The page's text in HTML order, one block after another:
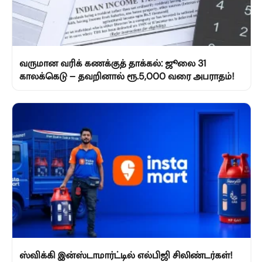
வருமான வரிக் கணக்குத் தாக்கல்: ஜூலை 31
காலக்கெடு – தவறினால் ரூ.5,000 வரை அபராதம்!
ஸ்விக்கி இன்ஸ்டாமார்ட்டில் எல்பிஜி சிலிண்டர்கள்!